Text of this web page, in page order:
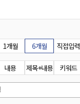
1개월 6개월 직접입력
내용 제목+내용 키워드